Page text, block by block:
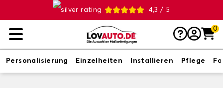
4,3 / 5
0
Personalisierung Einzelheiten Installieren Pflege